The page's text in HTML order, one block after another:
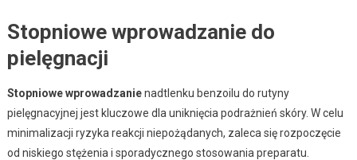
Stopniowe wprowadzanie do
pielęgnacji
Stopniowe wprowadzanienadtlenku benzoilu do rutyny
pielęgnacyjnej jest kluczowe dla uniknięcia podrażnień skóry. W celu
minimalizacji ryzyka reakcji niepożądanych, zaleca się rozpoczęcie
od niskiego stężenia i sporadycznego stosowania preparatu.